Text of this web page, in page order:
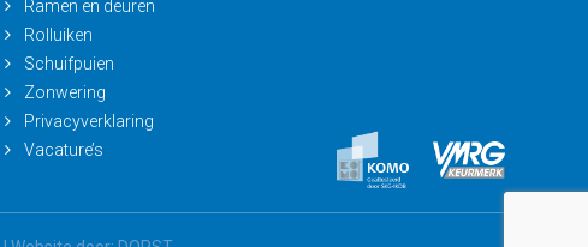
Ramen en deuren
Rolluiken
Schuifpuien
Zonwering
Privacyverklaring
Vacature’s